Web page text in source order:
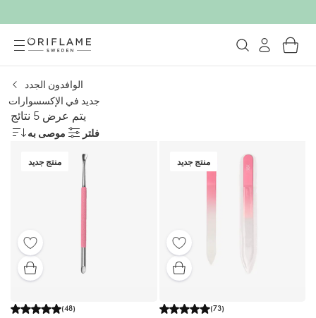
الوافدون الجدد
جديد في الإكسسوارات
يتم عرض 5 نتائج
موصى به فلتر
منتج جديد
(48)
منتج جديد
(73)